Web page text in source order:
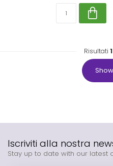
Risultati 1
Iscriviti alla nostra
Stay up to date with our latest